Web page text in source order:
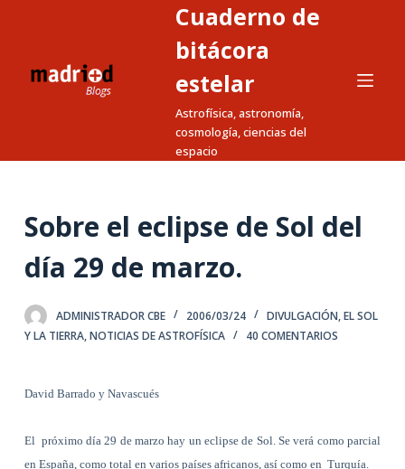
a
o
n
o
Cuaderno de
bitácora
estelar
Astrofísica, astronomía,
cosmología, ciencias del
espacio
Sobre el eclipse de Sol del
día 29 de marzo.
ADMINISTRADOR CBE 2006/03/24 DIVULGACIÓN,EL SOL
Y LA TIERRA,NOTICIAS DE ASTROFÍSICA 40 COMENTARIOS
David Barrado y Navascués
El próximo día 29 de marzo hay un eclipse de Sol. Se verá como parcial
en España, como total en varios países africanos, así como en Turquía.